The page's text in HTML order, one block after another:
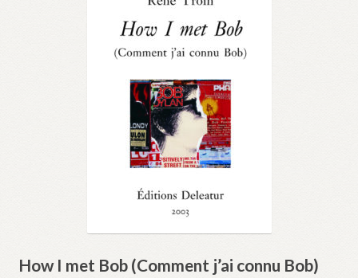
How I met Bob (Comment j’ai connu Bob)